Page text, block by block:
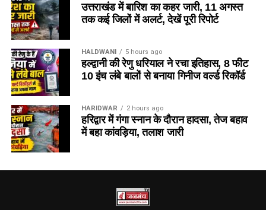
उत्तराखंड में बारिश का कहर जारी, 11 अगस्त
तक कई जिलों में अलर्ट, देखें पूरी रिपोर्ट
HALDWANI 5 hours ago
हल्द्वानी की रेणु धरियाल ने रचा इतिहास, 8 फीट
10 इंच लंबे बालों से बनाया गिनीज वर्ल्ड रिकॉर्ड
HARIDWAR 2 hours ago
हरिद्वार में गंगा स्नान के दौरान हादसा, तेज बहाव
में बहा कांवड़िया, तलाश जारी